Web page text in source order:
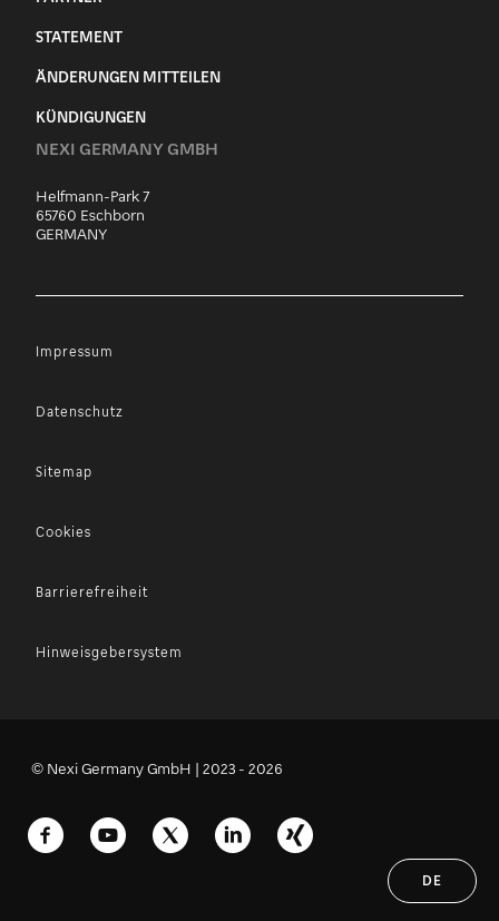
STATEMENT
ÄNDERUNGEN MITTEILEN
KÜNDIGUNGEN
NEXI GERMANY GMBH
Helfmann-Park 7
65760 Eschborn
GERMANY
Impressum
Datenschutz
Sitemap
Cookies
Barrierefreiheit
Hinweisgebersystem
© Nexi Germany GmbH | 2023 - 2026
DE